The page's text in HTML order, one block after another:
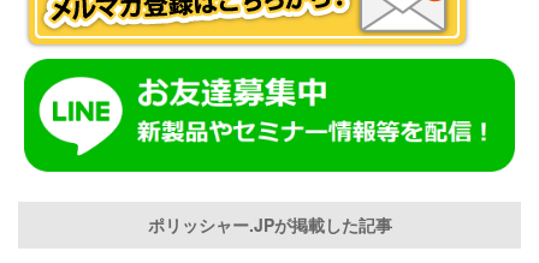
ポリッシャー.JPが掲載した記事